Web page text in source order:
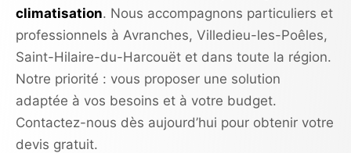
climatisation. Nous accompagnons particuliers et
professionnels à Avranches, Villedieu-les-Poêles,
Saint-Hilaire-du-Harcouët et dans toute la région.
Notre priorité : vous proposer une solution
adaptée à vos besoins et à votre budget.
Contactez-nous dès aujourd’hui pour obtenir votre
devis gratuit.